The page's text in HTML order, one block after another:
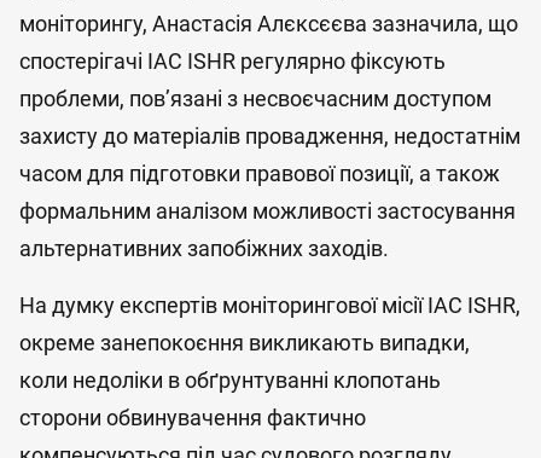
моніторингу, Анастасія Алєксєєва зазначила, що
спостерігачі IAC ISHR регулярно фіксують
проблеми, пов’язані з несвоєчасним доступом
захисту до матеріалів провадження, недостатнім
часом для підготовки правової позиції, а також
формальним аналізом можливості застосування
альтернативних запобіжних заходів.
На думку експертів моніторингової місії IAC ISHR,
окреме занепокоєння викликають випадки,
коли недоліки в обґрунтуванні клопотань
сторони обвинувачення фактично